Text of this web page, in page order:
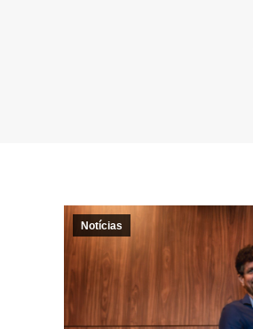
Notícias